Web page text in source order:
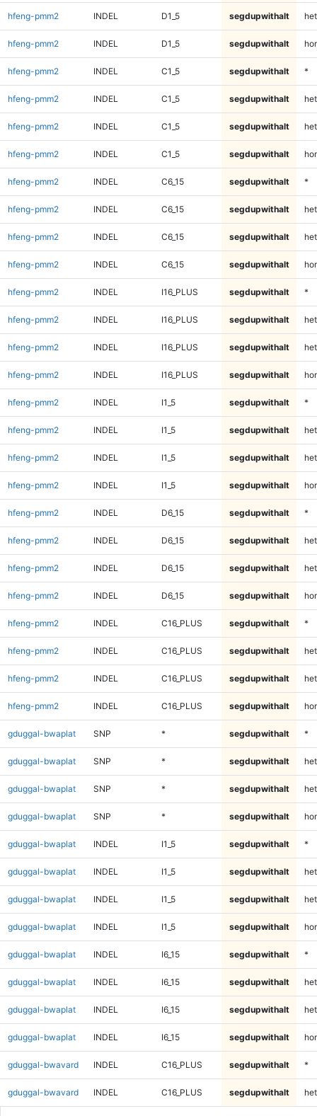
hfeng-pmm2 INDEL D1_5 segdupwithalt
hfeng-pmm2 INDEL D1_5 segdupwithalt
hfeng-pmm2 INDEL C1_5 segdupwithalt *
hfeng-pmm2 INDEL C1_5 segdupwithalt het
hfeng-pmm2 INDEL C1_5 segdupwithalt
hfeng-pmm2 INDEL C1_5 segdupwithalt
hfeng-pmm2 INDEL C6_15 segdupwithalt *
hfeng-pmm2 INDEL C6_15 segdupwithalt het
hfeng-pmm2 INDEL C6_15 segdupwithalt
hfeng-pmm2 INDEL C6_15 segdupwithalt
hfeng-pmm2 INDEL I16_PLUS segdupwithalt *
hfeng-pmm2 INDEL I16_PLUS segdupwithalt het
hfeng-pmm2 INDEL I16_PLUS segdupwithalt
hfeng-pmm2 INDEL I16_PLUS segdupwithalt
hfeng-pmm2 INDEL I1_5 segdupwithalt *
hfeng-pmm2 INDEL I1_5 segdupwithalt het
hfeng-pmm2 INDEL I1_5 segdupwithalt
hfeng-pmm2 INDEL I1_5 segdupwithalt
hfeng-pmm2 INDEL D6_15 segdupwithalt *
hfeng-pmm2 INDEL D6_15 segdupwithalt het
hfeng-pmm2 INDEL D6_15 segdupwithalt
hfeng-pmm2 INDEL D6_15 segdupwithalt
hfeng-pmm2 INDEL C16_PLUS segdupwithalt *
hfeng-pmm2 INDEL C16_PLUS segdupwithalt het
hfeng-pmm2 INDEL C16_PLUS segdupwithalt
hfeng-pmm2 INDEL C16_PLUS segdupwithalt
gduggal-bwaplat SNP * segdupwithalt *
gduggal-bwaplat SNP * segdupwithalt het
gduggal-bwaplat SNP * segdupwithalt
gduggal-bwaplat SNP * segdupwithalt
gduggal-bwaplat INDEL I1_5 segdupwithalt *
gduggal-bwaplat INDEL I1_5 segdupwithalt het
gduggal-bwaplat INDEL I1_5 segdupwithalt
gduggal-bwaplat INDEL I1_5 segdupwithalt
gduggal-bwaplat INDEL I6_15 segdupwithalt *
gduggal-bwaplat INDEL I6_15 segdupwithalt het
gduggal-bwaplat INDEL I6_15 segdupwithalt
gduggal-bwaplat INDEL I6_15 segdupwithalt
gduggal-bwavard INDEL C16_PLUS segdupwithalt *
gduggal-bwavard INDEL C16_PLUS segdupwithalt het